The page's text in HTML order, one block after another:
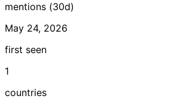
mentions (30d)
May 24, 2026
first seen
1
countries